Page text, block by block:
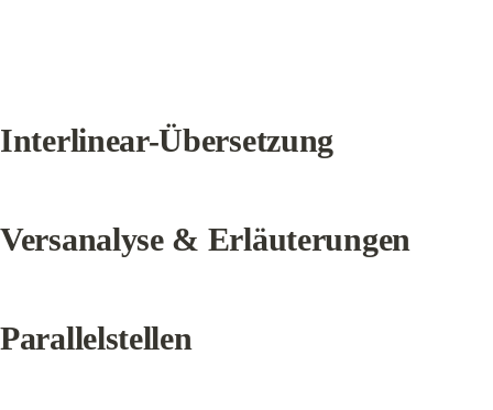
Interlinear-Übersetzung
Versanalyse & Erläuterungen
Parallelstellen